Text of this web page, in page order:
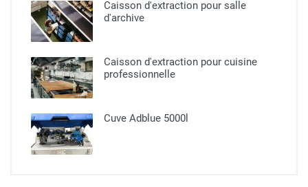
Caisson d'extraction pour salle
d'archive
Caisson d'extraction pour cuisine
professionnelle​
Cuve Adblue 5000l